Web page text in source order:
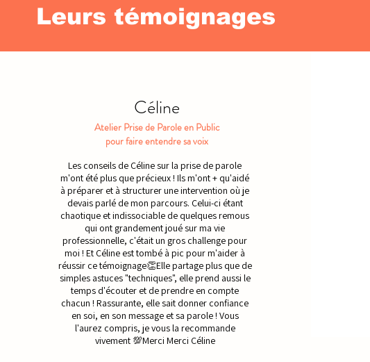
Céline
Atelier Prise de Parole en Public
pour faire entendre sa voix
Les conseils de Céline sur la prise de parole
m'ont été plus que précieux ! Ils m'ont + qu'aidé
à préparer et à structurer une intervention où je
devais parlé de mon parcours. Celui-ci étant
chaotique et indissociable de quelques remous
qui ont grandement joué sur ma vie
professionnelle, c'était un gros challenge pour
moi ! Et Céline est tombé à pic pour m'aider à
réussir ce témoignage👏Elle partage plus que de
simples astuces "techniques", elle prend aussi le
temps d'écouter et de prendre en compte
chacun ! Rassurante, elle sait donner confiance
en soi, en son message et sa parole ! Vous
l'aurez compris, je vous la recommande
vivement 💯Merci Merci Céline
Leurs témoignages